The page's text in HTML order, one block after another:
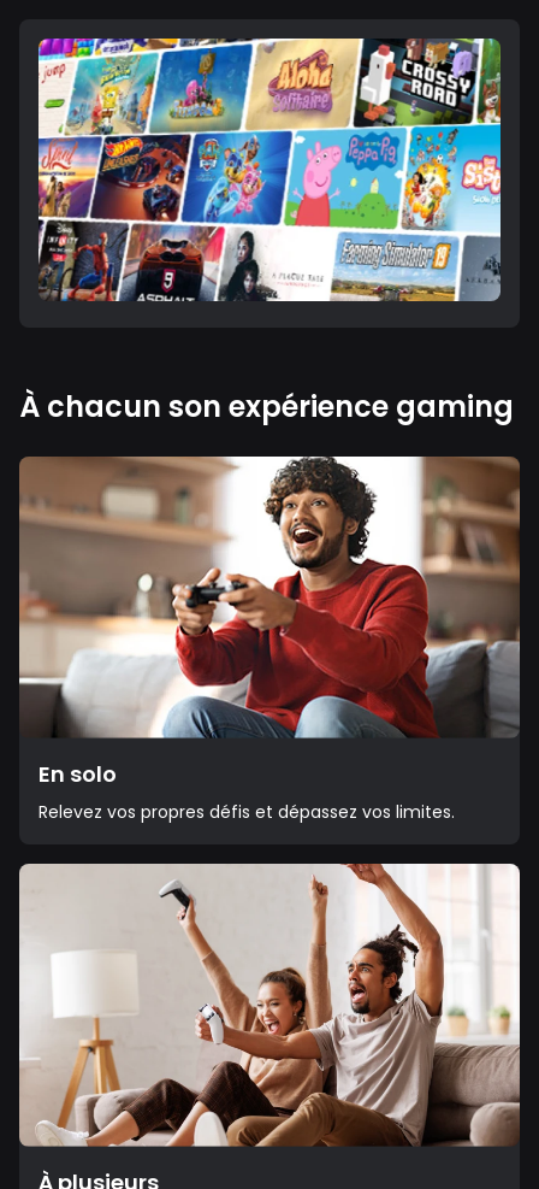
À chacun son expérience gaming
En solo
Relevez vos propres défis et dépassez vos limites.
À plusieurs